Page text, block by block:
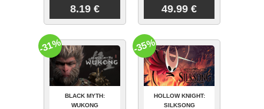
8.19 € 49.99 €
BLACK MYTH:
WUKONG
-31%
HOLLOW KNIGHT:
SILKSONG
-35%